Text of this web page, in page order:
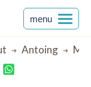
menu
Antoing